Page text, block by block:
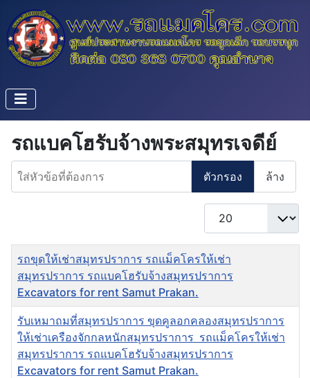
รถแบคโฮรับจ้างพระสมุทรเจดีย์
ใส่หัวข้อที่ต้องการ
ตัวกรอง ล้าง
แสดง #
ชื่อ
รถขุดให้เช่าสมุทรปราการ รถแม็คโครให้เช่า
สมุทรปราการ รถแบคโฮรับจ้างสมุทรปราการ
Excavators for rent Samut Prakan.
รับเหมาถมที่สมุทรปราการ ขุดคูลอกคลองสมุทรปราการ
ให้เช่าเครืองจักกลหนักสมุทรปราการ รถแม็คโครให้เช่า
สมุทรปราการ รถแบคโฮรับจ้างสมุทรปราการ
Excavators for rent Samut Prakan.